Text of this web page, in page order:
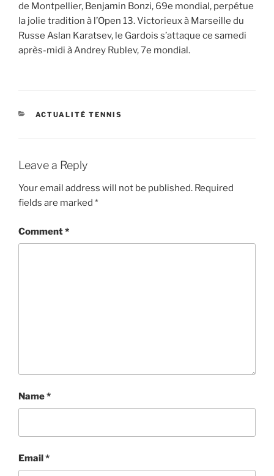
de Montpellier, Benjamin Bonzi, 69e mondial, perpétue
la jolie tradition à l’Open 13. Victorieux à Marseille du
Russe Aslan Karatsev, le Gardois s’attaque ce samedi
après-midi à Andrey Rublev, 7e mondial.
CATEGORIES
ACTUALITÉ TENNIS
Leave a Reply
Your email address will not be published. Required
fields are marked *
Comment*
Name*
Email*